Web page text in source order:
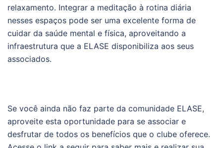
relaxamento. Integrar a meditação à rotina diária
nesses espaços pode ser uma excelente forma de
cuidar da saúde mental e física, aproveitando a
infraestrutura que a ELASE disponibiliza aos seus
associados.
Se você ainda não faz parte da comunidade ELASE,
aproveite esta oportunidade para se associar e
desfrutar de todos os benefícios que o clube oferece.